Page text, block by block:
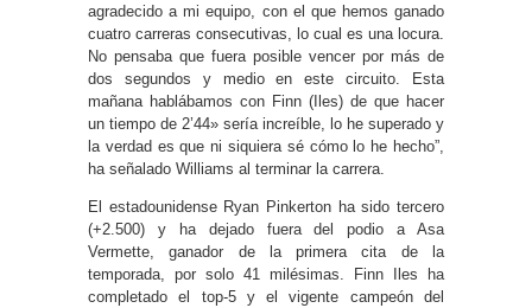
agradecido a mi equipo, con el que hemos ganado
cuatro carreras consecutivas, lo cual es una locura.
No pensaba que fuera posible vencer por más de
dos segundos y medio en este circuito. Esta
mañana hablábamos con Finn (Iles) de que hacer
un tiempo de 2’44» sería increíble, lo he superado y
la verdad es que ni siquiera sé cómo lo he hecho”,
ha señalado Williams al terminar la carrera.
El estadounidense Ryan Pinkerton ha sido tercero
(+2.500) y ha dejado fuera del podio a Asa
Vermette, ganador de la primera cita de la
temporada, por solo 41 milésimas. Finn Iles ha
completado el top-5 y el vigente campeón del